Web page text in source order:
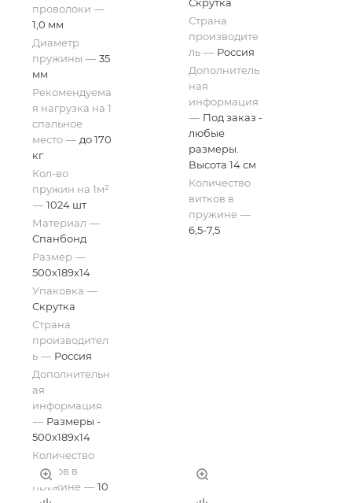
проволоки —
1,0 мм
Диаметр
пружины — 35
мм
Рекомендуема
я нагрузка на 1
спальное
место — до 170
кг
Кол-во
пружин на 1м²
— 1024 шт
Материал —
Спанбонд
Размер —
500х189х14
Упаковка —
Скрутка
Страна
производител
ь — Россия
Дополнительн
ая
информация
— Размеры -
500х189х14
Количество
витков в
пружине — 10
Страна
производите
ль — Россия
Дополнитель
ная
информация
— Под заказ -
любые
размеры.
Высота 14 см
Количество
витков в
пружине —
6,5-7,5